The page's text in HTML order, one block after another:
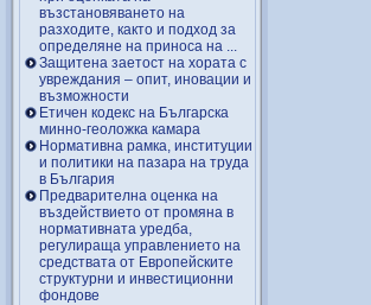
възстановяването на
разходите, както и подход за
определяне на приноса на ...
Защитена заетост на хората с
увреждания – опит, иновации и
възможности
Етичен кодекс на Българска
минно-геоложка камара
Нормативна рамка, институции
и политики на пазара на труда
в България
Предварителна оценка на
въздействието от промяна в
нормативната уредба,
регулираща управлението на
средствата от Европейските
структурни и инвестиционни
фондове